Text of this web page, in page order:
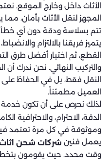
الأثاث داخل وخارج الموقع.
المجهز لنقل الأثاث بأمان،
تتم بسلاسة ودقة دون أي
يتميز فريقنا بالالتزام
القطع، ثم اختيار أفضل طرق
والتركيب النهائي. نحن ندرك
النقل فقط، بل في الحفاظ على
العميل مطمئناً.
لذلك نحرص على أن تكون خدمة
الدقة، الاحترام، والاحترافية
وموثوقة في كل مرة تعتمد
يعمل فنين شركات شحن
وقت محدد. حيث يقومون